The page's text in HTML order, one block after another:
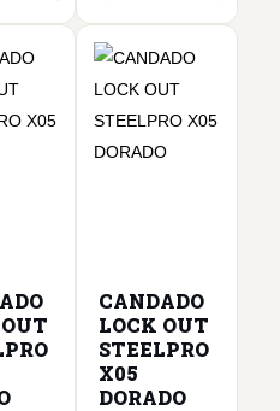
CANDADO
LOCK OUT
STEELPRO
X05
DORADO